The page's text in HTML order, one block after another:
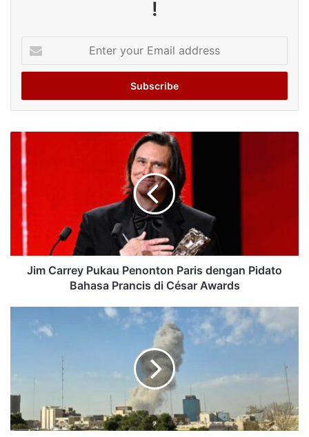
!
your
Email
Jim Carrey Pukau Penonton Paris dengan Pidato
Bahasa Prancis di César Awards